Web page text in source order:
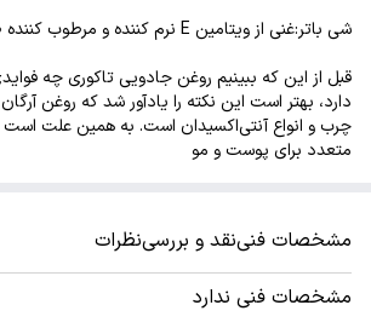
شی باتر:غنی از ویتامین E نرم کننده و مرطوب کننده طبیعی
قبل از این که ببینیم روغن جادویی تاکوری چه
دارد، بهتر است این نکته را یادآور شد که روغن
چرب و انواع آنتی‌اکسیدان است. به همین علت
متعدد برای پوست و مو
مشخصات فنینقد و بررسینظرات
مشخصات فنی ندارد